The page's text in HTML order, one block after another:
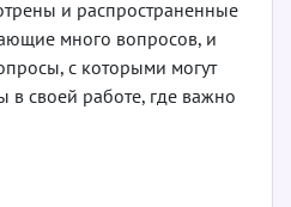
и распространенные
много вопросов, и
с которыми могут
в своей работе, где важно